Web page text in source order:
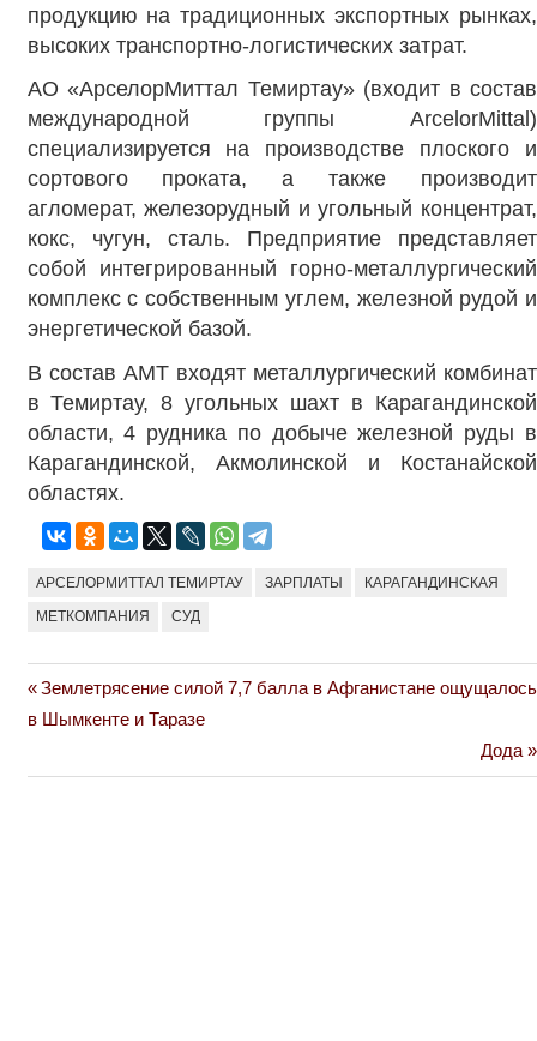
продукцию на традиционных экспортных рынках,
высоких транспортно-логистических затрат.
АО «АрселорМиттал Темиртау» (входит в состав
международной группы ArcelorMittal)
специализируется на производстве плоского и
сортового проката, а также производит
агломерат, железорудный и угольный концентрат,
кокс, чугун, сталь. Предприятие представляет
собой интегрированный горно-металлургический
комплекс с собственным углем, железной рудой и
энергетической базой.
В состав АМТ входят металлургический комбинат
в Темиртау, 8 угольных шахт в Карагандинской
области, 4 рудника по добыче железной руды в
Карагандинской, Акмолинской и Костанайской
областях.
АРСЕЛОРМИТТАЛ ТЕМИРТАУ ЗАРПЛАТЫ КАРАГАНДИНСКАЯ
МЕТКОМПАНИЯ СУД
Навигация
Previous
Post:
Землетрясение силой 7,7 балла в Афганистане ощущалось
в Шымкенте и Таразе
Next
Post:
Дода